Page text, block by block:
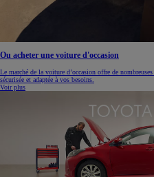
Ou acheter une voiture d'occasion
Le marché de la voiture d’occasion offre de
sécurisée et adaptée à vos besoins.